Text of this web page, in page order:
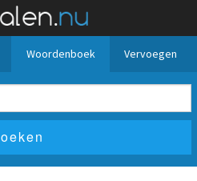
Woordenboek Vervoegen